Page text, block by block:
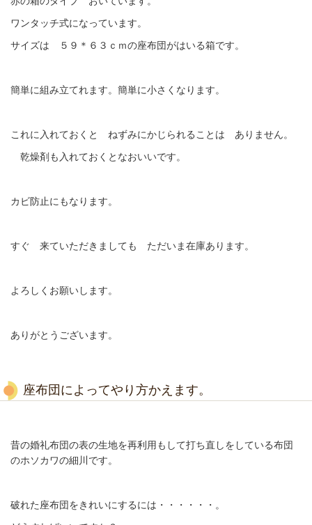
ワンタッチ式になっています。
サイズは ５９＊６３ｃｍの座布団がはいる箱です。
簡単に組み立てれます。簡単に小さくなります。
これに入れておくと ねずみにかじられることは ありません。
乾燥剤も入れておくとなおいいです。
カビ防止にもなります。
すぐ 来ていただきましても ただいま在庫あります。
よろしくお願いします。
ありがとうございます。
座布団によってやり方かえます。
昔の婚礼布団の表の生地を再利用もして打ち直しをしている布団
のホソカワの細川です。
破れた座布団をきれいにするには・・・・・・。